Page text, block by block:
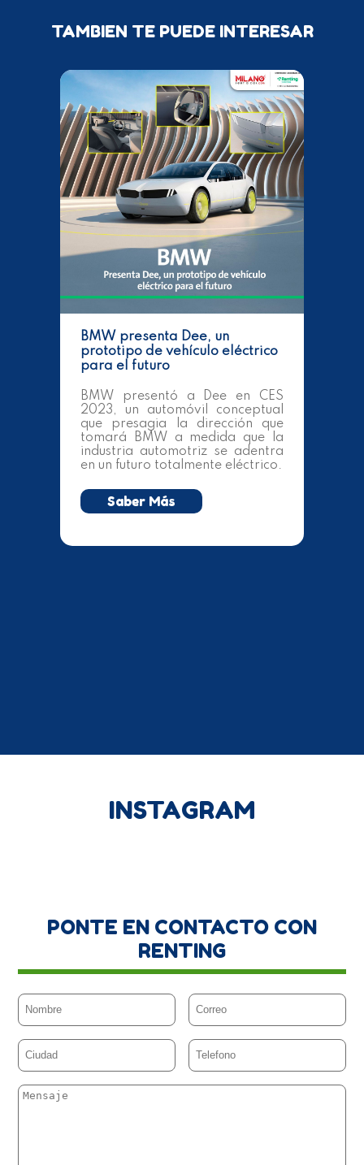
TAMBIEN TE PUEDE INTERESAR
BMW presenta Dee, un
prototipo de vehículo eléctrico
para el futuro
BMW presentó a Dee en CES
2023, un automóvil conceptual
que presagia la dirección que
tomará BMW a medida que la
industria automotriz se adentra
en un futuro totalmente eléctrico.
Saber Más
INSTAGRAM
PONTE EN CONTACTO CON
RENTING